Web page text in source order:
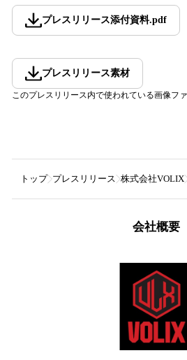
プレスリリース添付資料.pdf
プレスリリース素材
このプレスリリース内で使われている画像フ
トップ プレスリリース 株式会社VOLIX
会社概要